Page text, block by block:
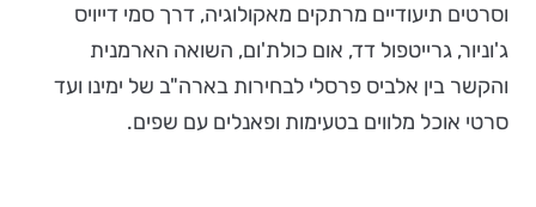
וסרטים תיעודיים מרתקים מאקולוגיה, דרך סמי דייויס
ג'וניור, גרייטפול דד, אום כולת'ום, השואה הארמנית
והקשר בין אלביס פרסלי לבחירות בארה"ב של ימינו ועד
סרטי אוכל מלווים בטעימות ופאנלים עם שפים.